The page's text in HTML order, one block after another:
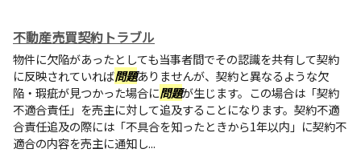
不動産売買契約トラブル
物件に欠陥があったとしても当事者間でその認識を共有して契約
に反映されていれば問題ありませんが、契約と異なるような欠
陥・瑕疵が見つかった場合に問題が生じます。この場合は「契約
不適合責任」を売主に対して追及することになります。契約不適
合責任追及の際には「不具合を知ったときから1年以内」に契約不
適合の内容を売主に通知し...